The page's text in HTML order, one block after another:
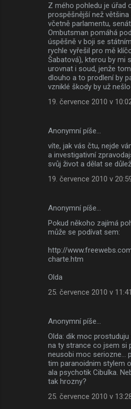
Z mého pohledu je úřad
prospěšnější než
včetně parlamentu,
Ombutsman pomáhá
úspěšně v boji se
rychle vyřešil pro mě
Šabatová), kterou by mi
urovnat i soud, jenže
dlouho a to prodlení by
vzniklé škody by už
19. července 2010 v
Anonymní píše…
víte, jak vás čtu, nejde
a investigativní
svůj život a dělat se
19. července 2010 v
Anonymní píše…
Pokud někoho zajímá
může se podívat sem:
http://
charte.htm
Olda
25. července 2010 v 11:41
Anonymní píše…
Olda: dik moc
na ty strance co jsem si
neusobi moc seriozne...
tim paranoidnim stylem
ala psychotik Cibulka.
tak hrozny?
25. července 2010 v